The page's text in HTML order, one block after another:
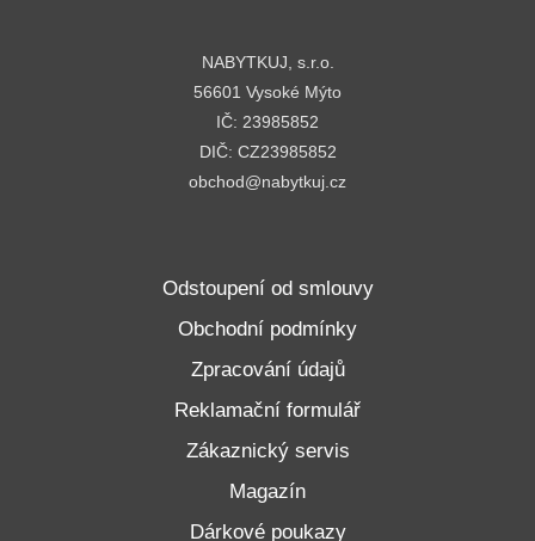
NABYTKUJ, s.r.o.
56601 Vysoké Mýto
IČ: 23985852
DIČ: CZ23985852
obchod@nabytkuj.cz
Odstoupení od smlouvy
Obchodní podmínky
Zpracování údajů
Reklamační formulář
Zákaznický servis
Magazín
Dárkové poukazy